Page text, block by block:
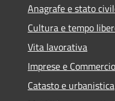
Anagrafe e stato
Cultura e tempo
Vita lavorativa
Imprese e Commercio
Catasto e urbanistica